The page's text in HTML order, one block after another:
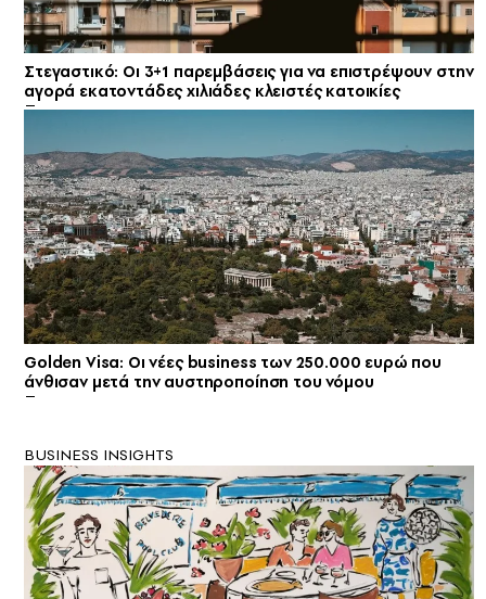
Στεγαστικό: Οι 3+1 παρεμβάσεις για να επιστρέψουν στην
αγορά εκατοντάδες χιλιάδες κλειστές κατοικίες
Golden Visa: Οι νέες business των 250.000 ευρώ που
άνθισαν μετά την αυστηροποίηση του νόμου
BUSINESS INSIGHTS